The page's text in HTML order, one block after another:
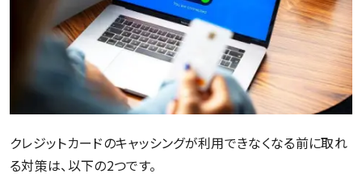
クレジットカードのキャッシングが利用できなくなる前に取れ
る対策は、以下の2つです。